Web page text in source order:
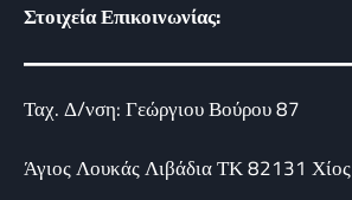
Στοιχεία Επικοινωνίας:
Ταχ. Δ/νση: Γεώργιου Βούρου 87
Άγιος Λουκάς Λιβάδια ΤΚ 82131 Χίος